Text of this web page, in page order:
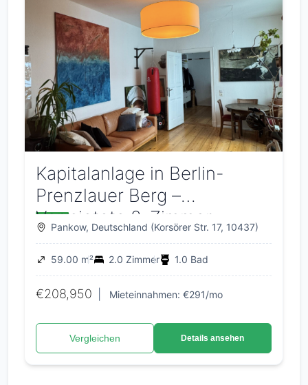
Kapitalanlage in Berlin-
Prenzlauer Berg –
Vermietete 2-Zimmer-
Wohnung mit 59,93 m²
Pankow, Deutschland (Korsörer Str. 17, 10437)
59.00 m² 2.0 Zimmer 1.0 Bad
€208,950 Mieteinnahmen: €291/mo
Vergleichen Details ansehen